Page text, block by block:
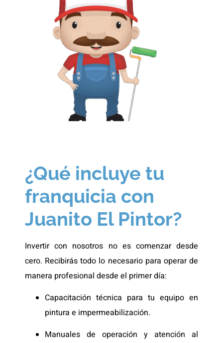
¿Qué incluye tu
franquicia con
Juanito El Pintor?
Invertir con nosotros no es comenzar desde
cero. Recibirás todo lo necesario para operar de
manera profesional desde el primer día:
Capacitación técnica para tu equipo en
pintura e impermeabilización.
Manuales de operación y atención al